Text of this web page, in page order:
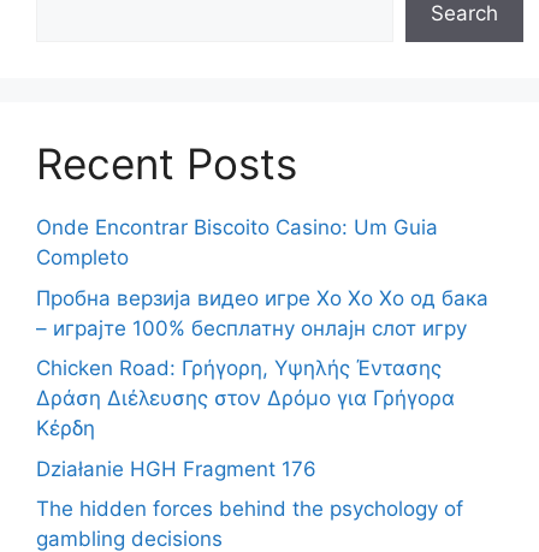
Search
Recent Posts
Onde Encontrar Biscoito Casino: Um Guia
Completo
Пробна верзија видео игре Хо Хо Хо од бака
– играјте 100% бесплатну онлајн слот игру
Chicken Road: Γρήγορη, Υψηλής Έντασης
Δράση Διέλευσης στον Δρόμο για Γρήγορα
Κέρδη
Działanie HGH Fragment 176
The hidden forces behind the psychology of
gambling decisions